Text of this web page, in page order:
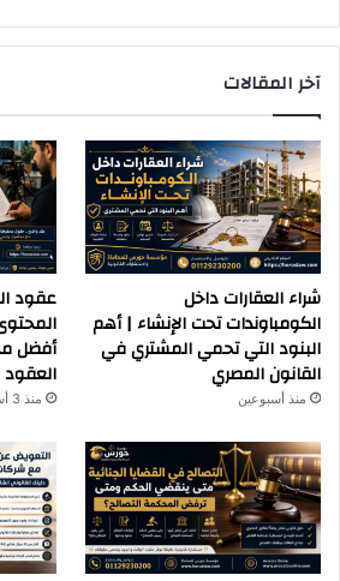
آخر المقالات
شراء العقارات داخل
الكومباوندات تحت الإنشاء | أهم
البنود التي تحمي المشتري في
القانون المصري
منذ أسبوعين
عقود
أفضل
منذ 3 أسابيع